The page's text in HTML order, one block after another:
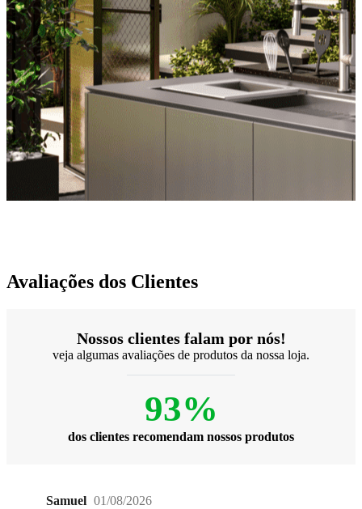
Avaliações dos Clientes
Nossos clientes falam por nós!
veja algumas avaliações de produtos da nossa loja.
93%
dos clientes recomendam nossos produtos
Samuel 01/08/2026